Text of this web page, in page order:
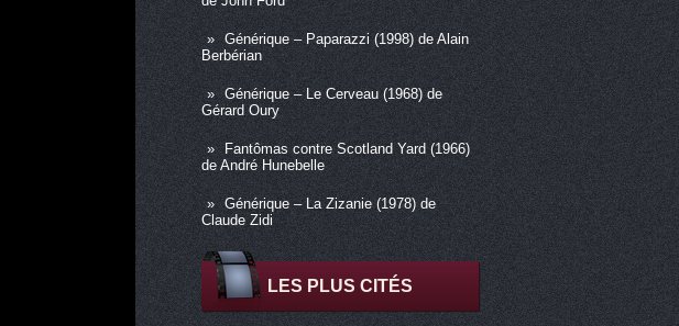
Générique – Paparazzi (1998) de Alain
Berbérian
Générique – Le Cerveau (1968) de
Gérard Oury
Fantômas contre Scotland Yard (1966)
de André Hunebelle
Générique – La Zizanie (1978) de
Claude Zidi
LES PLUS CITÉS